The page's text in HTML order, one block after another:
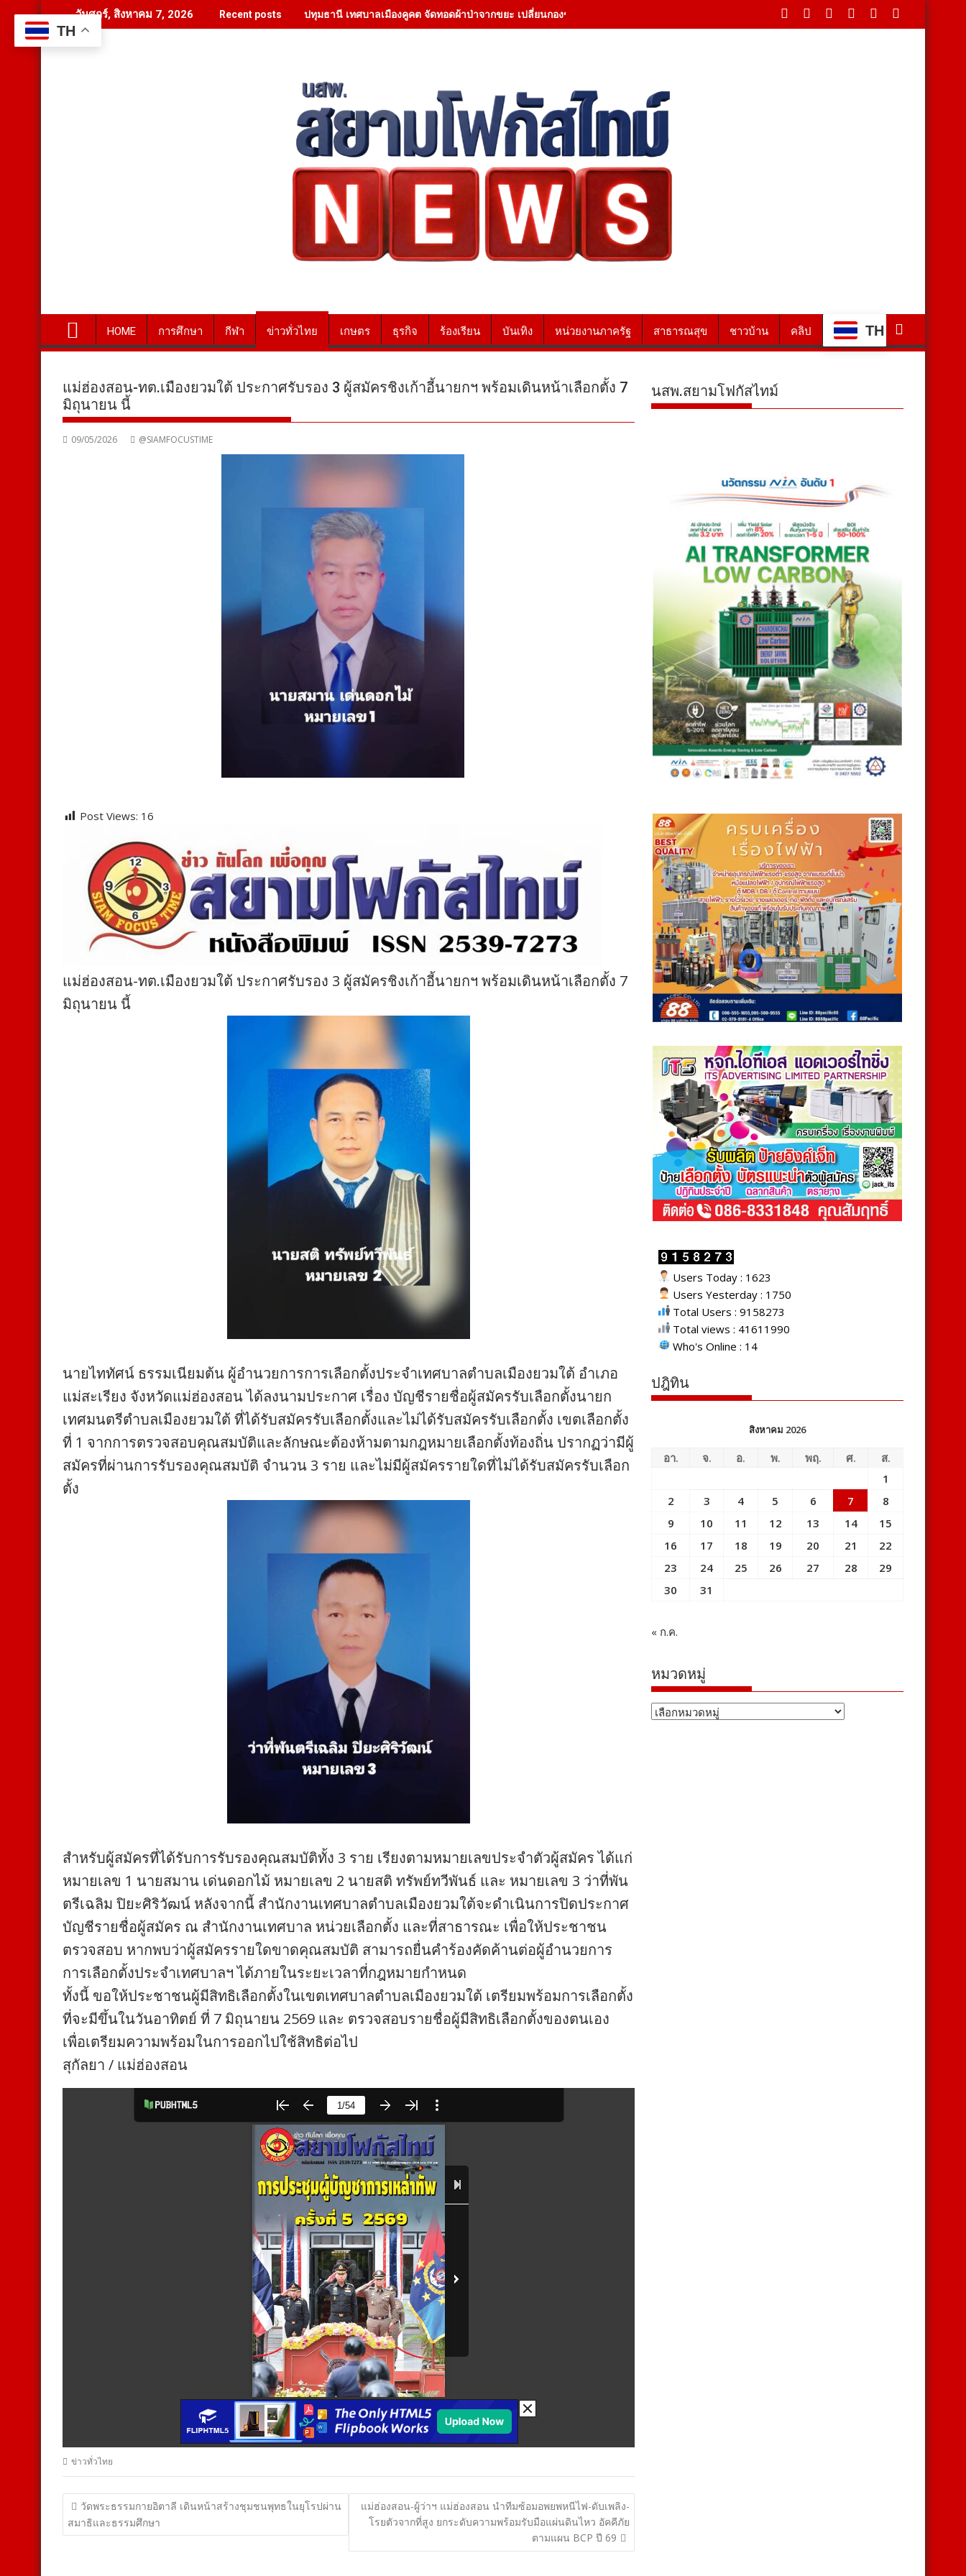
to
content
วันศุกร์, สิงหาคม 7, 2026 Recent posts ปทุมธานี เทศบาลเมืองคูคต จัดทอดผ้าป่าจากขยะ เปลี่ยนกองขยะเป็นกองบุญ
HOME การศึกษา กีฬา ข่าวทั่วไทย เกษตร ธุรกิจ ร้องเรียน บันเทิง หน่วยงานภาครัฐ สาธารณสุข ชาวบ้าน คลิป TH
แม่ฮ่องสอน-ทต.เมืองยวมใต้ ประกาศรับรอง 3 ผู้สมัครชิงเก้าอี้นายกฯ พร้อมเดินหน้าเลือกตั้ง 7
มิถุนายน นี้
09/05/2026 @SIAMFOCUSTIME
Post Views: 16
แม่ฮ่องสอน-ทต.เมืองยวมใต้ ประกาศรับรอง 3 ผู้สมัครชิงเก้าอี้นายกฯ พร้อมเดินหน้าเลือกตั้ง 7
มิถุนายน นี้
นายไททัศน์ ธรรมเนียมต้น ผู้อำนวยการการเลือกตั้งประจำเทศบาลตำบลเมืองยวมใต้ อำเภอ
แม่สะเรียง จังหวัดแม่ฮ่องสอน ได้ลงนามประกาศ เรื่อง บัญชีรายชื่อผู้สมัครรับเลือกตั้งนายก
เทศมนตรีตำบลเมืองยวมใต้ ที่ได้รับสมัครรับเลือกตั้งและไม่ได้รับสมัครรับเลือกตั้ง เขตเลือกตั้ง
ที่ 1 จากการตรวจสอบคุณสมบัติและลักษณะต้องห้ามตามกฎหมายเลือกตั้งท้องถิ่น ปรากฏว่ามีผู้
สมัครที่ผ่านการรับรองคุณสมบัติ จำนวน 3 ราย และไม่มีผู้สมัครรายใดที่ไม่ได้รับสมัครรับเลือก
ตั้ง
สำหรับผู้สมัครที่ได้รับการรับรองคุณสมบัติทั้ง 3 ราย เรียงตามหมายเลขประจำตัวผู้สมัคร ได้แก่
หมายเลข 1 นายสมาน เด่นดอกไม้ หมายเลข 2 นายสติ ทรัพย์ทวีพันธ์ และ หมายเลข 3 ว่าที่พัน
ตรีเฉลิม ปิยะศิริวัฒน์ หลังจากนี้ สำนักงานเทศบาลตำบลเมืองยวมใต้จะดำเนินการปิดประกาศ
บัญชีรายชื่อผู้สมัคร ณ สำนักงานเทศบาล หน่วยเลือกตั้ง และที่สาธารณะ เพื่อให้ประชาชน
ตรวจสอบ หากพบว่าผู้สมัครรายใดขาดคุณสมบัติ สามารถยื่นคำร้องคัดค้านต่อผู้อำนวยการ
การเลือกตั้งประจำเทศบาลฯ ได้ภายในระยะเวลาที่กฎหมายกำหนด
ทั้งนี้ ขอให้ประชาชนผู้มีสิทธิเลือกตั้งในเขตเทศบาลตำบลเมืองยวมใต้ เตรียมพร้อมการเลือกตั้ง
ที่จะมีขึ้นในวันอาทิตย์ ที่ 7 มิถุนายน 2569 และ ตรวจสอบรายชื่อผู้มีสิทธิเลือกตั้งของตนเอง
เพื่อเตรียมความพร้อมในการออกไปใช้สิทธิต่อไป
สุกัลยา / แม่ฮ่องสอน
ข่าวทั่วไทย
แนะแนว
เรื่อง
วัดพระธรรมกายอิตาลี เดินหน้าสร้างชุมชนพุทธในยุโรปผ่าน
สมาธิและธรรมศึกษา
แม่ฮ่องสอน-ผู้ว่าฯ แม่ฮ่องสอน นำทีมซ้อมอพยพหนีไฟ-ดับเพลิง-
โรยตัวจากที่สูง ยกระดับความพร้อมรับมือแผ่นดินไหว อัคคีภัย
ตามแผน BCP ปี 69
นสพ.สยามโฟกัสไทม์
Users Today : 1623
Users Yesterday : 1750
Total Users : 9158273
Total views : 41611990
Who's Online : 14
ปฎิทิน
สิงหาคม 2026
อา. จ. อ. พ. พฤ. ศ.
ส.
1
2
3 4 5 6 7
8
9
10 11 12 13 14
15
16
17 18 19 20 21
22
23
24 25 26 27 28
29
30
31
« ก.ค.
หมวดหมู่
หมวด
TH